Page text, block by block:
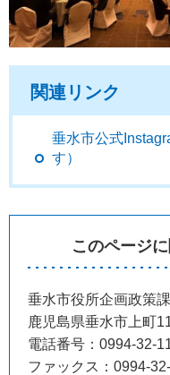
関連リンク
垂水市公式
す）
このページ
垂水市役所企画政策
鹿児島県垂水市上町
電話番号：0994-32-
ファックス：0994-